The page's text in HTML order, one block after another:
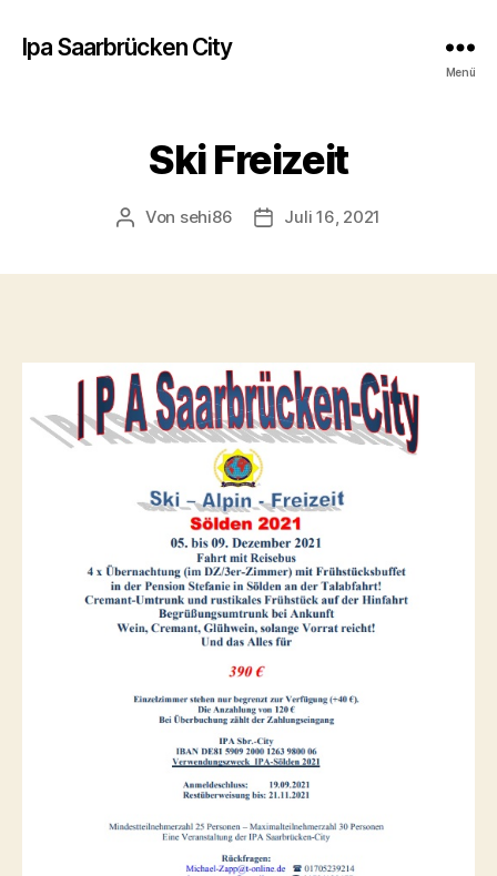
Ipa Saarbrücken City
Menü
Ski Freizeit
Beitragsautor
Von sehi86 Beitragsdatum
Juli 16, 2021